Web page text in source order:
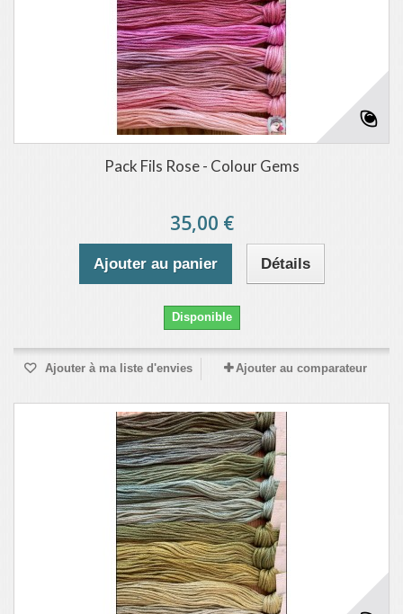
Pack Fils Rose - Colour Gems
35,00 €
Ajouter au panier Détails
Disponible
Ajouter à ma liste d'envies Ajouter au comparateur